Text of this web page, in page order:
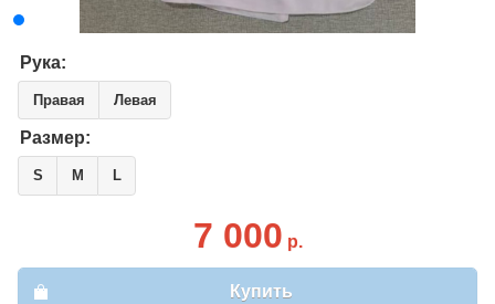
Рука:
Правая Левая
Размер:
S M L
7 000 р.
Купить